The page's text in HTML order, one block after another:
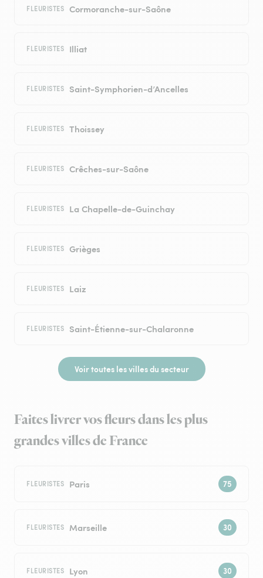
FLEURISTES Cormoranche-sur-Saône
FLEURISTES Illiat
FLEURISTES Saint-Symphorien-d’Ancelles
FLEURISTES Thoissey
FLEURISTES Crêches-sur-Saône
FLEURISTES La Chapelle-de-Guinchay
FLEURISTES Grièges
FLEURISTES Laiz
FLEURISTES Saint-Étienne-sur-Chalaronne
Voir toutes les villes du secteur
Faites livrer vos fleurs dans les plus
grandes villes de France
FLEURISTES Paris
FLEURISTES Marseille
FLEURISTES Lyon